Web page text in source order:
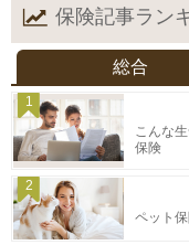
保険記事ラン
総合
1
こんな
保険
2
ペット